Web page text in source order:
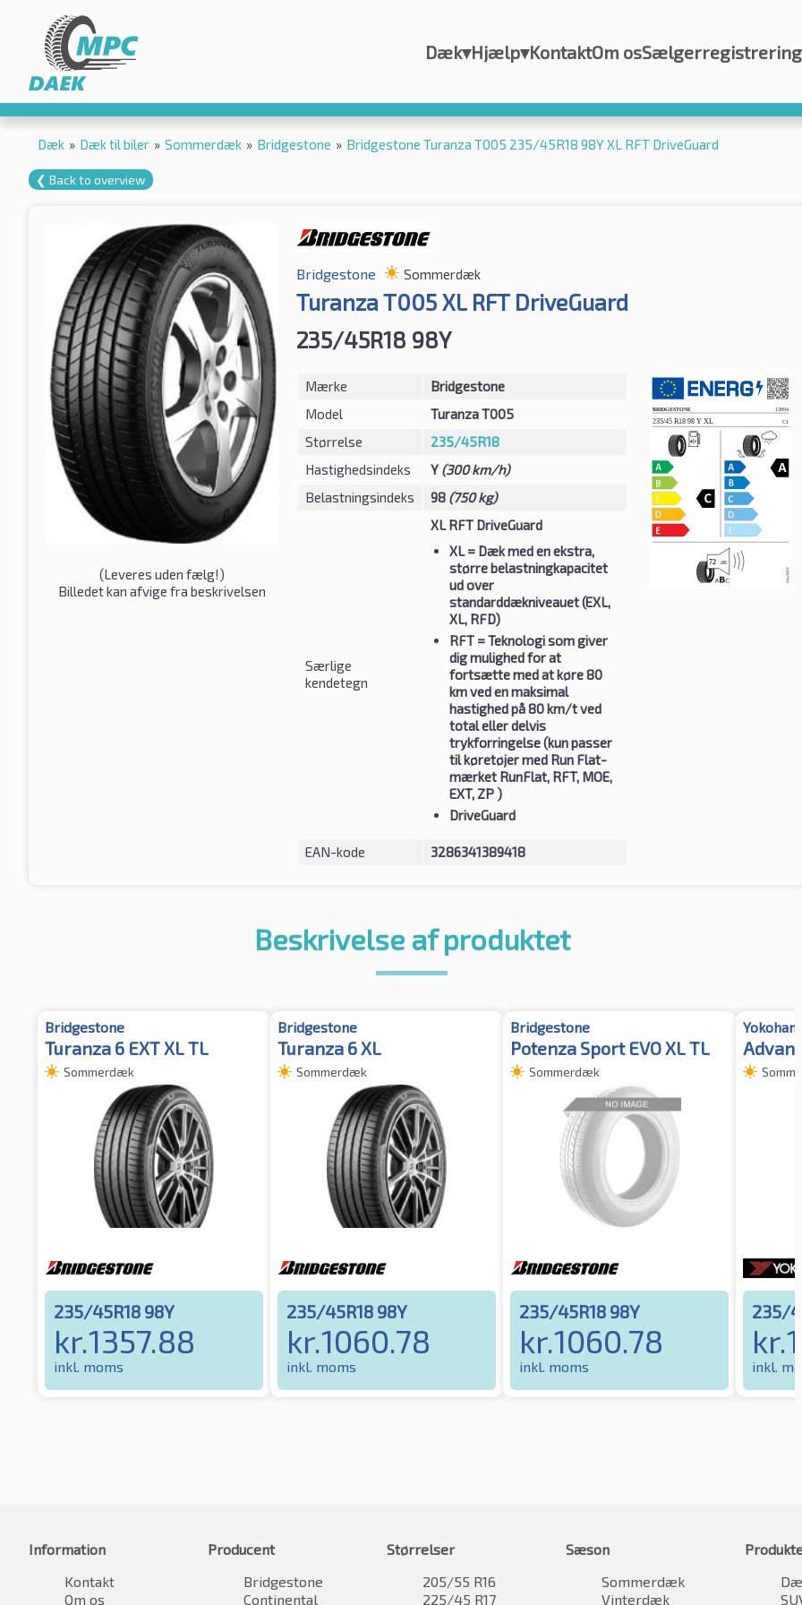
Dæk▾Hjælp▾KontaktOm osSælgerregistrering
Dæk » Dæk til biler » Sommerdæk » Bridgestone » Bridgestone Turanza T005 235/45R18 98Y XL RFT DriveGuard
❮ Back to overview
(Leveres uden fælg!)
Billedet kan afvige fra beskrivelsen
Bridgestone Sommerdæk
Turanza T005 XL RFT DriveGuard
235/45R18 98Y
Mærke
Bridgestone
Model
Turanza T005
Størrelse
235/45R18
Hastighedsindeks
Y (300 km/h)
Belastningsindeks
98 (750 kg)
Særlige
kendetegn
XL RFT DriveGuard
XL= Dæk med en ekstra,
større belastningkapacitet
ud over
standarddækniveauet (EXL,
XL, RFD)
RFT= Teknologi som giver
dig mulighed for at
fortsætte med at køre 80
km ved en maksimal
hastighed på 80 km/t ved
total eller delvis
trykforringelse (kun passer
til køretøjer med Run Flat-
mærket RunFlat, RFT, MOE,
EXT, ZP )
DriveGuard
EAN-kode 3286341389418
Beskrivelse af produktet
Bridgestone
Turanza 6 EXT XL TL
Sommerdæk
235/45R18 98Y
kr.1357.88
inkl. moms
Bridgestone
Turanza 6 XL
Sommerdæk
235/45R18 98Y
kr.1060.78
inkl. moms
Bridgestone
Potenza Sport EVO XL TL
Sommerdæk
235/45R18 98Y
kr.1060.78
inkl. moms
Yokohama
Advan
235/
kr.
inkl.
Information
Kontakt
Om os
Producent
Bridgestone
Continental
Størrelser
205/55 R16
225/45 R17
Sæson
Sommerdæk
Vinterdæk